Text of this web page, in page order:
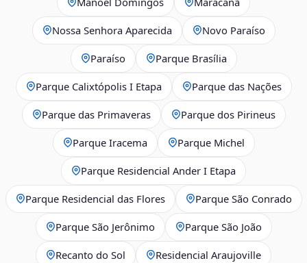
Nossa Senhora Aparecida Novo Paraíso
Paraíso Parque Brasília
Parque Calixtópolis I Etapa Parque das Nações
Parque das Primaveras Parque dos Pirineus
Parque Iracema Parque Michel
Parque Residencial Ander I Etapa
Parque Residencial das Flores Parque São Conrado
Parque São Jerônimo Parque São João
Recanto do Sol Residencial Araujoville